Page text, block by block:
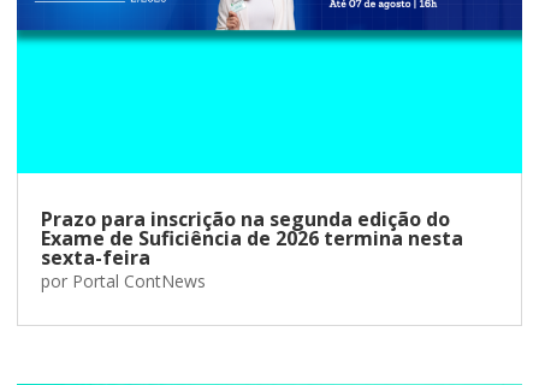
Prazo para inscrição na segunda edição do
Exame de Suficiência de 2026 termina nesta
sexta-feira
por Portal ContNews